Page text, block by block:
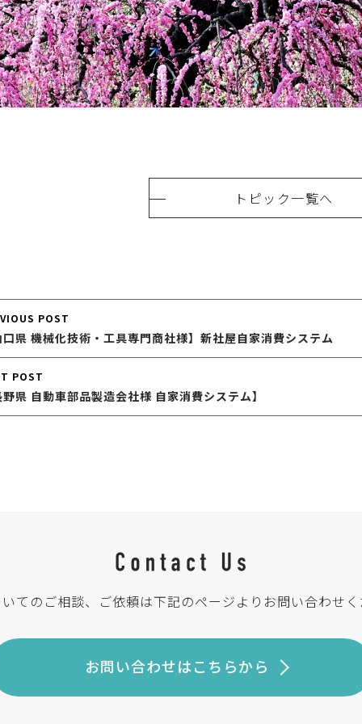
トピック一覧へ
POST
口県 機械化技術・工具専門商社様】新社屋自家消費システム
POST
野県 自動車部品製造会社様 自家消費システム】
てのご相談、ご依頼は下記のページよりお問い合わせ
お問い合わせはこちらから